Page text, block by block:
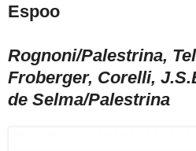
Espoo
Rognoni/Palestrina,
Froberger, Corelli,
de Selma/Palestrina